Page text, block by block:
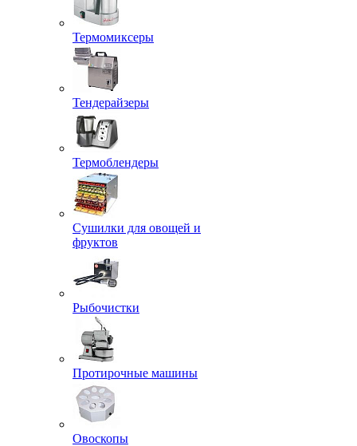
Термомиксеры
Тендерайзеры
Термоблендеры
Сушилки для овощей и
фруктов
Рыбочистки
Протирочные машины
Овоскопы